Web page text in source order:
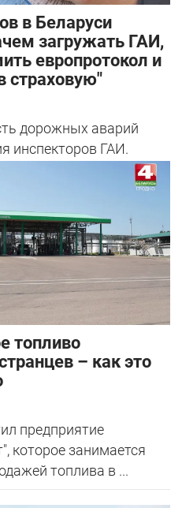
в Беларуси
загружать ГАИ,
европротокол и
страховую"
дорожных аварий
инспекторов ГАИ.
топливо
– как это
предприятие
которое занимается
топлива в ...